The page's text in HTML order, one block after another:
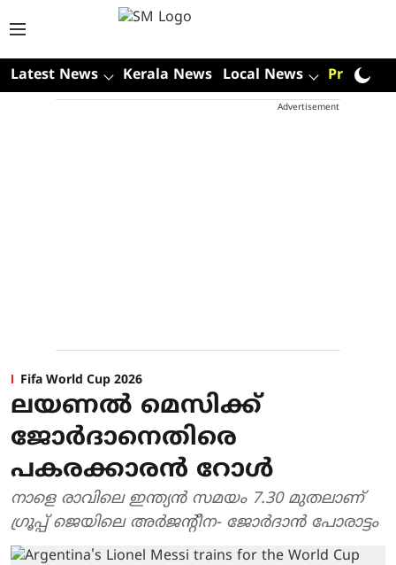
Latest News Kerala News Local News Premium
Advertisement
Fifa World Cup 2026
ലയണൽ മെസിക്ക്
ജോർദാനെതിരെ
പകരക്കാരൻ റോ‍ൾ
നാളെ രാവിലെ ഇന്ത്യൻ സമയം 7.30 മുതലാണ്
ഗ്രൂപ്പ് ജെയിലെ അർജന്റീന- ജോർദാൻ പോരാട്ടം